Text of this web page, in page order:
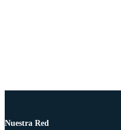
Nuestra Red